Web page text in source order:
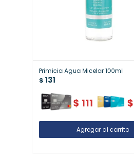
Primicia Agua Micelar 100ml
$ 131
$ 111 $